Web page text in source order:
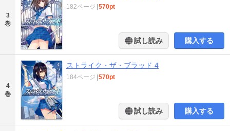
3
巻
182ページ 570pt
試し読み 購入する
4
巻
ストライク・ザ・ブラッド 4
184ページ 570pt
試し読み 購入する